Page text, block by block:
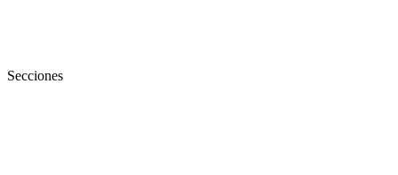
Secciones